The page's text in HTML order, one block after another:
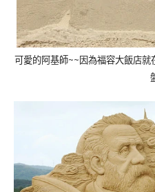
可愛的阿基師~~因為福容大飯店就